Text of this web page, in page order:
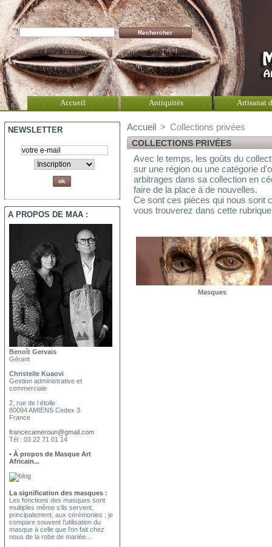
Accueil Antiquités Artisanat
NEWSLETTER
A PROPOS DE MAA :
Benoît Gervais
Gérant
Christelle Kuaovi
Gestion administrative et
commerciale
2, rue de l étoile
80094 AMIENS Cedex 3
France
francecameroun@gmail.com
Tél : 03 22 71 01 14
• À propos de Masque Art
Africain...
La signification des masques :
Les fonctions des masques sont
multiples même s’ils servent,
principalement, aux cérémonies ; je
compare souvent l’utilisation du
masque à celle que l’on fait chez
nous de la robe de mariée...
Accueil > Collections privées
COLLECTIONS PRIVÉES
Avec le temps, les goûts du
sur une région ou une catégorie
arbitrages dans sa collection en
faire de la place à de nouvelles.
Ce sont ces pièces qui nous sont
vous trouverez dans cette
Masques